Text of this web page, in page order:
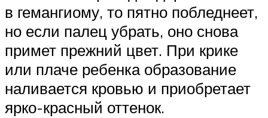
в гемангиому, то пятно побледнеет,
но если палец убрать, оно снова
примет прежний цвет. При крике
или плаче ребенка образование
наливается кровью и приобретает
ярко-красный оттенок.